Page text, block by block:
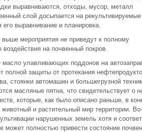
выравниваются, отходы, мусор, металл
слой досыпается на рекультивируемые
выравнивание и планировка.
мероприятия не приведут к полному
воздействия на почвенный покров.
масло улавливающих поддонов на
полной защиты от протекания
стоянки автомашин и большегрузной
масляные пятна, что свидетельствует о
которые, как было описано раньше, в
животный и растительный мир территории. Во-
нарушенных земель хотя и
может полностью привести состояние